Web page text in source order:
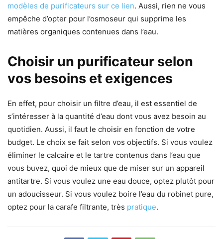
modèles de purificateurs sur ce lien. Aussi, rien ne vous
empêche d’opter pour l’osmoseur qui supprime les
matières organiques contenues dans l’eau.
Choisir un purificateur selon
vos besoins et exigences
En effet, pour choisir un filtre d’eau, il est essentiel de
s’intéresser à la quantité d’eau dont vous avez besoin au
quotidien. Aussi, il faut le choisir en fonction de votre
budget. Le choix se fait selon vos objectifs. Si vous voulez
éliminer le calcaire et le tartre contenus dans l’eau que
vous buvez, quoi de mieux que de miser sur un appareil
antitartre. Si vous voulez une eau douce, optez plutôt pour
un adoucisseur. Si vous voulez boire l’eau du robinet pure,
optez pour la carafe filtrante, très pratique.